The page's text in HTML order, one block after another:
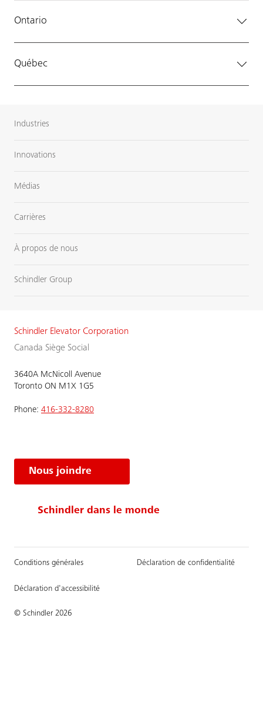
Ontario
Québec
Industries
Innovations
Médias
Carrières
À propos de nous
Schindler Group
Schindler Elevator Corporation
Canada Siège Social
3640A McNicoll Avenue
Toronto ON M1X 1G5
Phone: 416-332-8280
Nous joindre
Schindler dans le monde
© Schindler 2026
Conditions générales Déclaration de confidentialité
Déclaration d'accessibilité